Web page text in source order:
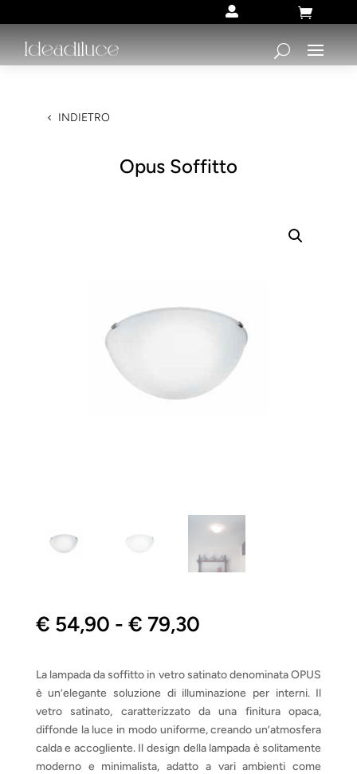
 
INDIETRO
Opus Soffitto
€ 54,90 - € 79,30Fascia
da
€ 54,90
a
€ 79,30
La lampada da soffitto in vetro satinato denominata OPUS
è un’elegante soluzione di illuminazione per interni. Il
vetro satinato, caratterizzato da una finitura opaca,
diffonde la luce in modo uniforme, creando un’atmosfera
calda e accogliente. Il design della lampada è solitamente
moderno e minimalista, adatto a vari ambienti come